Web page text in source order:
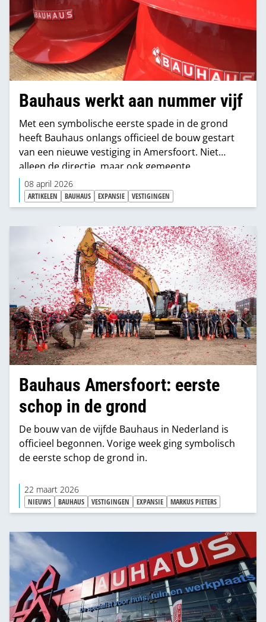
Bauhaus werkt aan nummer vijf
Met een symbolische eerste spade in de grond
heeft Bauhaus onlangs officieel de bouw gestart
van een nieuwe vestiging in Amersfoort. Niet
alleen de directie, maar ook gemeente
Amersfoort, belangenvereniging Hooglanderveen,
lokale verenigingen, buurtbewoners en
(bouw)partners staken een schep mee.
08 april 2026
ARTIKELEN BAUHAUS EXPANSIE VESTIGINGEN
Bauhaus Amersfoort: eerste
schop in de grond
De bouw van de vijfde Bauhaus in Nederland is
officieel begonnen. Vorige week ging symbolisch
de eerste schop de grond in.
22 maart 2026
NIEUWS BAUHAUS VESTIGINGEN EXPANSIE MARKUS PIETERS